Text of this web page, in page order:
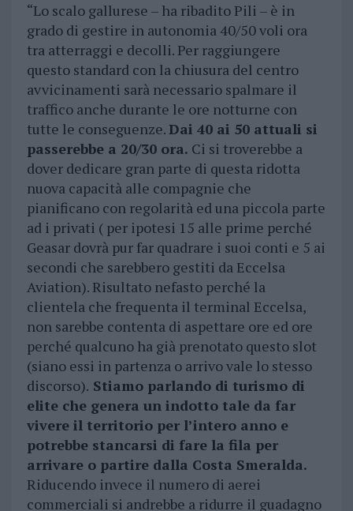
“Lo scalo gallurese – ha ribadito Pili – è in
grado di gestire in autonomia 40/50 voli ora
tra atterraggi e decolli. Per raggiungere
questo standard con la chiusura del centro
avvicinamenti sarà necessario spalmare il
traffico anche durante le ore notturne con
tutte le conseguenze.Dai 40 ai 50 attuali si
passerebbe a 20/30 ora. Ci si troverebbe a
dover dedicare gran parte di questa ridotta
nuova capacità alle compagnie che
pianificano con regolarità ed una piccola parte
ad i privati ( per ipotesi 15 alle prime perché
Geasar dovrà pur far quadrare i suoi conti e 5 ai
secondi che sarebbero gestiti da Eccelsa
Aviation). Risultato nefasto perché la
clientela che frequenta il terminal Eccelsa,
non sarebbe contenta di aspettare ore ed ore
perché qualcuno ha già prenotato questo slot
(siano essi in partenza o arrivo vale lo stesso
discorso). Stiamo parlando di turismo di
elite che genera un indotto tale da far
vivere il territorio per l’intero anno e
potrebbe stancarsi di fare la fila per
arrivare o partire dalla Costa Smeralda.
Riducendo invece il numero di aerei
commerciali si andrebbe a ridurre il guadagno